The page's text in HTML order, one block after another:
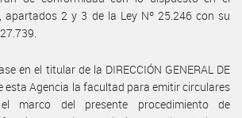
apartados 2 y 3 de la Ley Nº 25.246 con su
en el titular de la DIRECCIÓN GENERAL DE
esta Agencia la facultad para emitir circulares
marco del presente procedimiento de